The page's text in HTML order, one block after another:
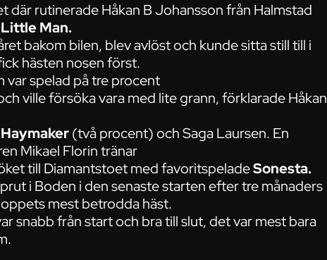
rutinerade Håkan B Johansson från Halmstad
Man.
bakom bilen, blev avlöst och kunde sitta still till i
hästen nosen först.
var spelad på tre procent
ville försöka vara med lite grann, förklarade Håkan
Haymaker(två procent) och Saga Laursen. En
Mikael Florin tränar
till Diamantstoet med favoritspeladeSonesta.
i Boden i den senaste starten efter tre månaders
mest betrodda häst.
snabb från start och bra till slut, det var mest bara